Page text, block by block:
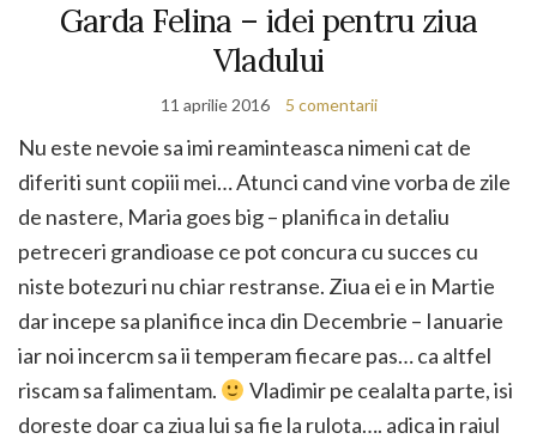
Garda Felina – idei pentru ziua
Vladului
11 aprilie 2016 5 comentarii
Nu este nevoie sa imi reaminteasca nimeni cat de
diferiti sunt copiii mei… Atunci cand vine vorba de zile
de nastere, Maria goes big – planifica in detaliu
petreceri grandioase ce pot concura cu succes cu
niste botezuri nu chiar restranse. Ziua ei e in Martie
dar incepe sa planifice inca din Decembrie – Ianuarie
iar noi incercm sa ii temperam fiecare pas… ca altfel
riscam sa falimentam.
Vladimir pe cealalta parte, isi
doreste doar ca ziua lui sa fie la rulota…. adica in raiul